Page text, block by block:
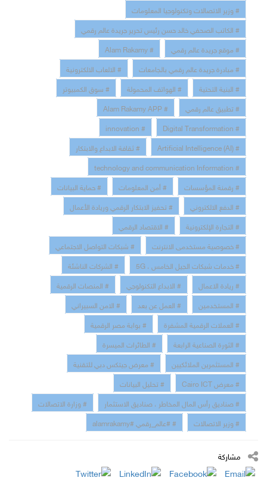
# وزير الاتصالات وتكنولوجيا المعلومات
# الكاتب الصحفي خالد حسن رئيس تحرير جريدة عالم رقمي
# موقع جريدة عالم رقمي
# Alam Rakamy
# مبادرة جريدة عالم رقمي بالجامعات
# الالعاب الالكترونية
# البنية التحتية
# الهواتف المحمولة
# سوق الكمبيوتر
# تطبيق عالم رقمي
# Alam Rakamy APP
# Digital Transformation
# innovation
# Artificial Intelligence (AI)
# ثقافة الابداع والابتكار
# technology and communication Information
# رقمنة المؤسسات
# أمن المعلومات
# حماية البيانات
# الدفع الالكتروني
# تحفيز الابتكار الرقمي وريادة الأعمال
# التجارة الإلكترونية
# الاقتصاد الرقمي
# خصوصية مستخدمى الانترنت
# شبكات التواصل الاجتماعي
# خدمات شبكات الجيل الخامس ، 5G
# الشركات الناشئة
# ريادة الاعمال
# الابداع التكنولوجي
# المنصات الرقمية
# المستخدمين
# العمل عن بعد
# الامن السبيراني
# العملات الرقمية المشفرة
# بوابة مصر الرقمية
# الثورة الصناعية الرابعة
# الطائرات الميسرة
# المستثمرين الملائكيين
# معرض جيتكس دبي للتقنية
# معرض Cairo ICT
# تحليل البيانات
# صناديق رأس المال المخاطر ، صناديق الاستثمار
# وزارة الاتصالات
# وزير الاتصالات
# #عالم_رقمي #alamrakamy
مشاركة